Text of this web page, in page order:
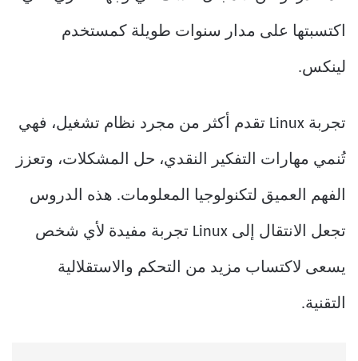
اكتسبتها على مدار سنوات طويلة كمستخدم
لينكس.
تجربة Linux تقدم أكثر من مجرد نظام تشغيل، فهي
تُنمي مهارات التفكير النقدي، حل المشكلات، وتعزز
الفهم العميق لتكنولوجيا المعلومات. هذه الدروس
تجعل الانتقال إلى Linux تجربة مفيدة لأي شخص
يسعى لاكتساب مزيد من التحكم والاستقلالية
التقنية.